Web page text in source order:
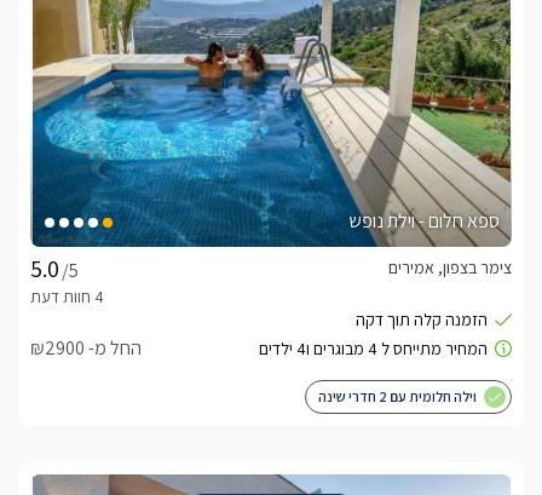
ספא חלום - וילת נופש
/5
צימר בצפון, אמירים
החל מ- ₪2900
וילה חלומית עם 2 חדרי שינה